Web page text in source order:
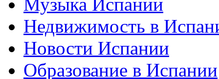
Недвижимость в
Новости Испании
Образование в Испании